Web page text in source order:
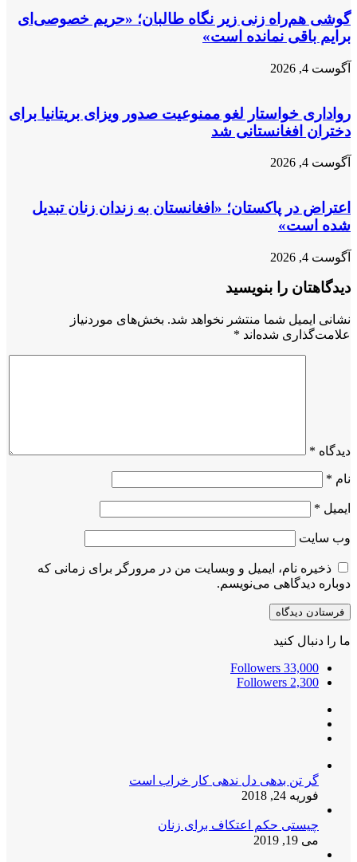
گوشی هم‌راه زنی زیر نگاه طالبان؛ «حریم خصوصی‌ای
برایم باقی نمانده است»
آگوست 4, 2026
رواداری خواستار لغو ممنوعیت صدور ویزای بریتانیا برای
دختران افغانستانی شد
آگوست 4, 2026
اعتراض در پاکستان؛ «افغانستان به زندان زنان تبدیل
شده است»
آگوست 4, 2026
دیدگاهتان را بنویسید
نشانی ایمیل شما منتشر نخواهد شد. بخش‌های موردنیاز
علامت‌گذاری شده‌اند *
دیدگاه *
نام *
ایمیل *
وب‌ سایت
ذخیره نام، ایمیل و وبسایت من در مرورگر برای زمانی که
دوباره دیدگاهی می‌نویسم.
ما را دنبال کنید
33,000
Followers
2,300
Followers
گر تن بدهی دل ندهی کار خراب است
فوریه 24, 2018
چیستی حکم اعتکاف برای زنان
می 19, 2019